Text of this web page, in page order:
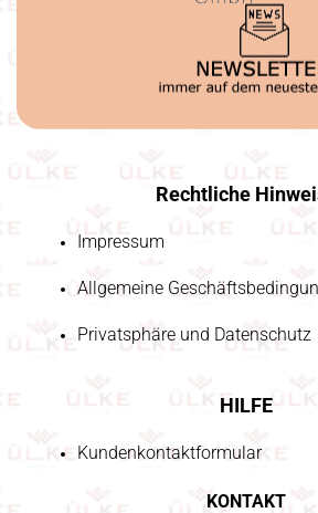
Rechtliche
Impressum
Allgemeine
Privatsphäre und Datenschutz
HILFE
Kundenkontaktformular
KONTAKT